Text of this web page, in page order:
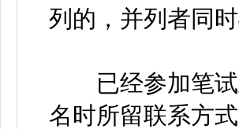
列的，并列者同
已经参加笔试
名时所留联系方